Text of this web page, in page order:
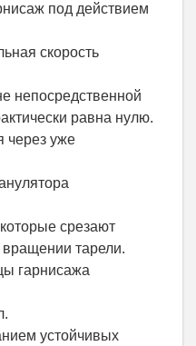
под действием
скорость
непосредственной
равна нулю.
через уже
срезают
тарели.
гарнисажа
устойчивых